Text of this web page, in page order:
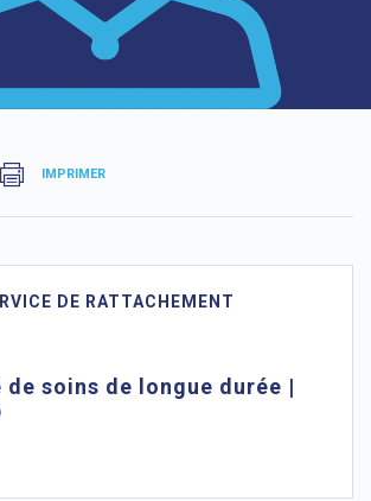
IMPRIMER
DE RATTACHEMENT
de soins de longue durée |